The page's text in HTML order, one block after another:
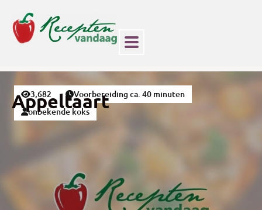
3,682
Voorbereiding ca. 40 minuten
onbekende koks
Appeltaart